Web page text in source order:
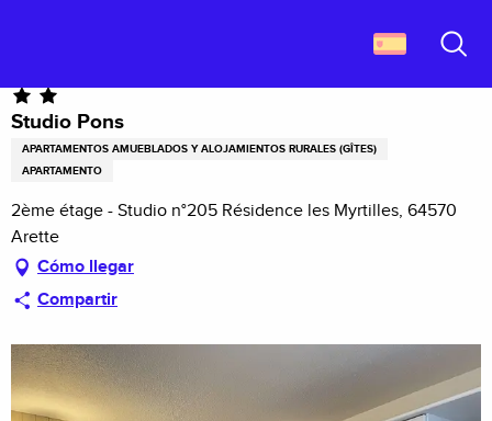
principal
Studio Pons
APARTAMENTOS AMUEBLADOS Y ALOJAMIENTOS RURALES (GÎTES)
APARTAMENTO
2ème étage - Studio n°205 Résidence les Myrtilles, 64570
Arette
Cómo llegar
Compartir